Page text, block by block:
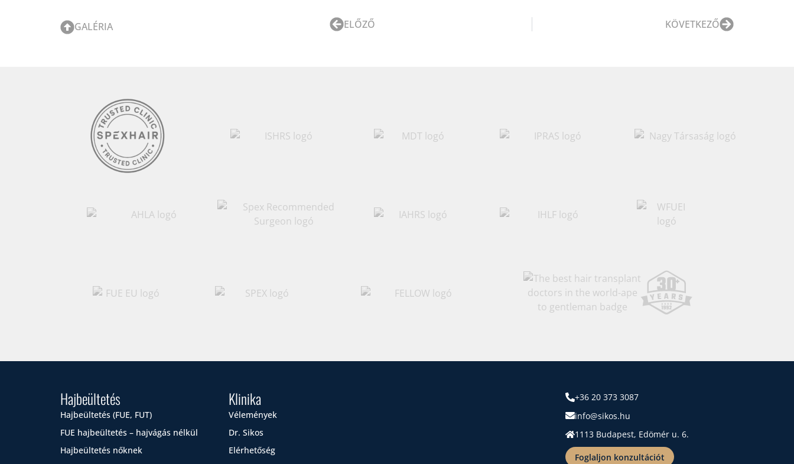
GALÉRIA ELŐZŐ KÖVETKEZŐ
Hajbeültetés
Hajbeültetés (FUE, FUT)
FUE hajbeültetés – hajvágás nélkül
Hajbeültetés nőknek
Klinika
Vélemények
Dr. Sikos
Elérhetőség
+36 20 373 3087
info@sikos.hu
1113 Budapest, Edömér u. 6.
Foglaljon konzultációt